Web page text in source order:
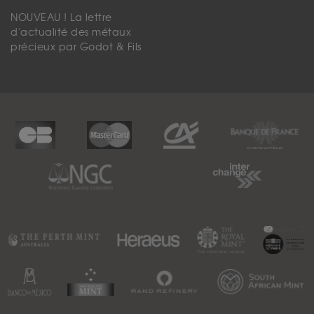
NOUVEAU ! La lettre
d'actualité des métaux
précieux par Godot & Fils